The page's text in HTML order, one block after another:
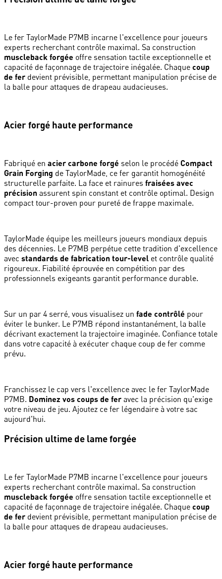
Le fer TaylorMade P7MB incarne l'excellence pour joueurs
experts recherchant contrôle maximal. Sa construction
muscleback forgée offre sensation tactile exceptionnelle et
capacité de façonnage de trajectoire inégalée. Chaque coup
de fer devient prévisible, permettant manipulation précise de
la balle pour attaques de drapeau audacieuses.
Acier forgé haute performance
Fabriqué en acier carbone forgé selon le procédé Compact
Grain Forging de TaylorMade, ce fer garantit homogénéité
structurelle parfaite. La face et rainures fraisées avec
précision assurent spin constant et contrôle optimal. Design
compact tour-proven pour pureté de frappe maximale.
TaylorMade équipe les meilleurs joueurs mondiaux depuis
des décennies. Le P7MB perpétue cette tradition d'excellence
avec standards de fabrication tour-level et contrôle qualité
rigoureux. Fiabilité éprouvée en compétition par des
professionnels exigeants garantit performance durable.
Sur un par 4 serré, vous visualisez un fade contrôlé pour
éviter le bunker. Le P7MB répond instantanément, la balle
décrivant exactement la trajectoire imaginée. Confiance totale
dans votre capacité à exécuter chaque coup de fer comme
prévu.
Franchissez le cap vers l'excellence avec le fer TaylorMade
P7MB. Dominez vos coups de fer avec la précision qu'exige
votre niveau de jeu. Ajoutez ce fer légendaire à votre sac
aujourd'hui.
Précision ultime de lame forgée
Le fer TaylorMade P7MB incarne l'excellence pour joueurs
experts recherchant contrôle maximal. Sa construction
muscleback forgée offre sensation tactile exceptionnelle et
capacité de façonnage de trajectoire inégalée. Chaque coup
de fer devient prévisible, permettant manipulation précise de
la balle pour attaques de drapeau audacieuses.
Acier forgé haute performance